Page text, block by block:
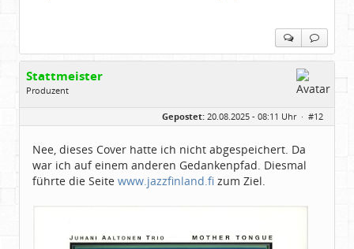
Stattmeister
Produzent
Beiträge:
14322
Gepostet: 20.08.2025 - 08:11 Uhr · #12
Nee, dieses Cover hatte ich nicht abgespeichert. Da
war ich auf einem anderen Gedankenpfad. Diesmal
führte die Seite www.jazzfinland.fi zum Ziel.